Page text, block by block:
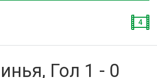
4
Гол 1 - 0